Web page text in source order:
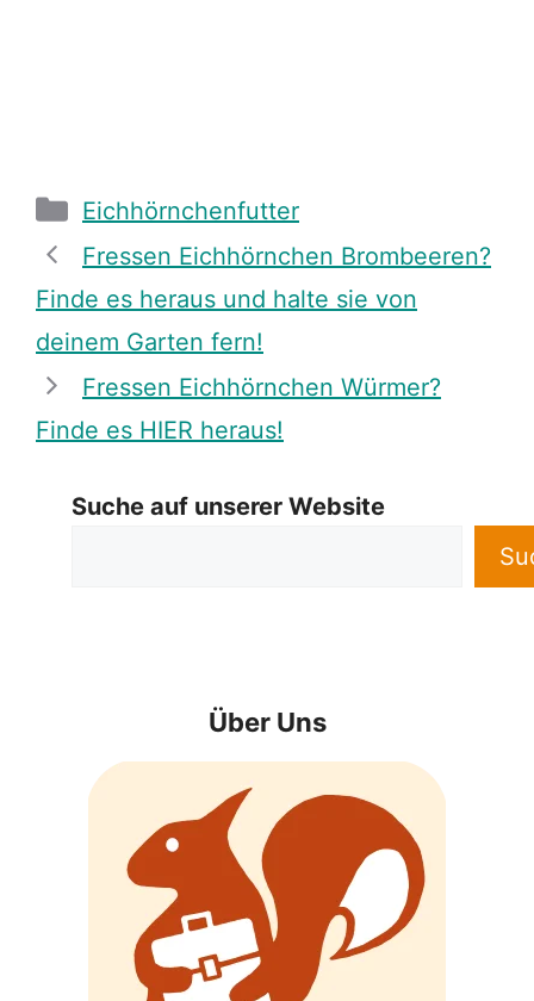
Categories
Eichhörnchenfutter
Fressen Eichhörnchen Brombeeren?
Finde es heraus und halte sie von
deinem Garten fern!
Fressen Eichhörnchen Würmer?
Finde es HIER heraus!
Suche auf unserer Website
Über Uns